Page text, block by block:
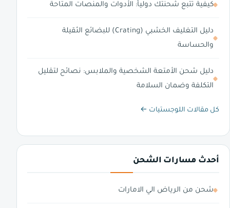
كيفية تتبع شحنتك دولياً: الأدوات والمنصات المتاحة
دليل التغليف الخشبي (Crating) للبضائع الثقيلة
والحساسة
دليل شحن الأمتعة الشخصية والملابس: نصائح لتقليل
التكلفة وضمان السلامة
كل مقالات اللوجستيات ←
أحدث مسارات الشحن
شحن من الرياض الي الامارات